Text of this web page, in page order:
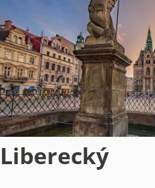
Liberecký